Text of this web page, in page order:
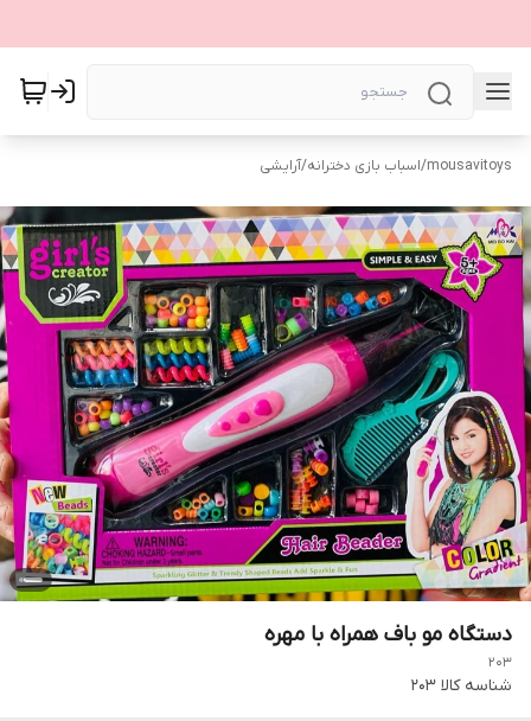
mousavitoys
/اسباب بازی دخترانه/آرایشی
دستگاه مو باف همراه با مهره
203
شناسه کالا 203